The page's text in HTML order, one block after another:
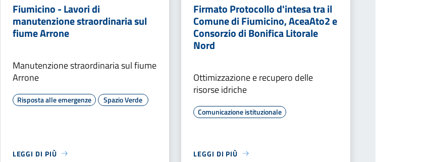
Fiumicino - Lavori di
manutenzione straordinaria sul
fiume Arrone
Manutenzione straordinaria sul fiume
Arrone
Risposta alle emergenze Spazio Verde
LEGGI DI PIÙ
Firmato Protocollo d'intesa tra il
Comune di Fiumicino, AceaAto2 e
Consorzio di Bonifica Litorale
Nord
Ottimizzazione e recupero delle
risorse idriche
Comunicazione istituzionale
LEGGI DI PIÙ